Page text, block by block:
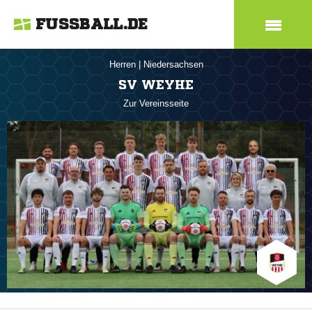
FUSSBALL.DE
Herren Niedersachsen
SV WEYHE
Zur Vereinsseite